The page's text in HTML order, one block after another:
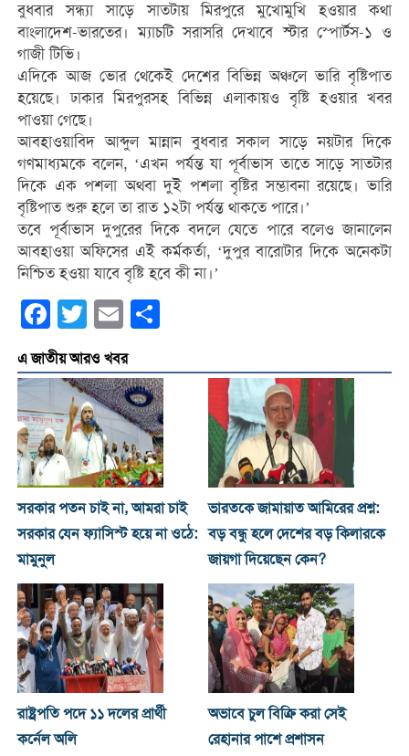
বুধবার সন্ধ্যা সাড়ে সাতটায় মিরপুরে মুখোমুখি হওয়ার কথা
বাংলাদেশ-ভারতের। ম্যাচটি সরাসরি দেখাবে স্টার স্পোর্টস-১ ও
গাজী টিভি।
এদিকে আজ ভোর থেকেই দেশের বিভিন্ন অঞ্চলে ভারি বৃষ্টিপাত
হয়েছে। ঢাকার মিরপুরসহ বিভিন্ন এলাকায়ও বৃষ্টি হওয়ার খবর
পাওয়া গেছে।
আবহাওয়াবিদ আব্দুল মান্নান বুধবার সকাল সাড়ে নয়টার দিকে
গণমাধ্যমকে বলেন, ‘এখন পর্যন্ত যা পূর্বাভাস তাতে সাড়ে সাতটার
দিকে এক পশলা অথবা দুই পশলা বৃষ্টির সম্ভাবনা রয়েছে। ভারি
বৃষ্টিপাত শুরু হলে তা রাত ১২টা পর্যন্ত থাকতে পারে।’
তবে পূর্বাভাস দুপুরের দিকে বদলে যেতে পারে বলেও জানালেন
আবহাওয়া অফিসের এই কর্মকর্তা, ‘দুপুর বারোটার দিকে অনেকটা
নিশ্চিত হওয়া যাবে বৃষ্টি হবে কী না।’
Facebook
Twitter Email
এ জাতীয় আরও খবর
সরকার পতন চাই না, আমরা চাই
সরকার যেন ফ্যাসিস্ট হয়ে না ওঠে:
মামুনুল
ভারতকে জামায়াত আমিরের প্রশ্ন:
বড় বন্ধু হলে দেশের বড় কিলারকে
জায়গা দিয়েছেন কেন?
রাষ্ট্রপতি পদে ১১ দলের প্রার্থী
কর্নেল অলি
অভাবে চুল বিক্রি করা সেই
রেহানার পাশে প্রশাসন